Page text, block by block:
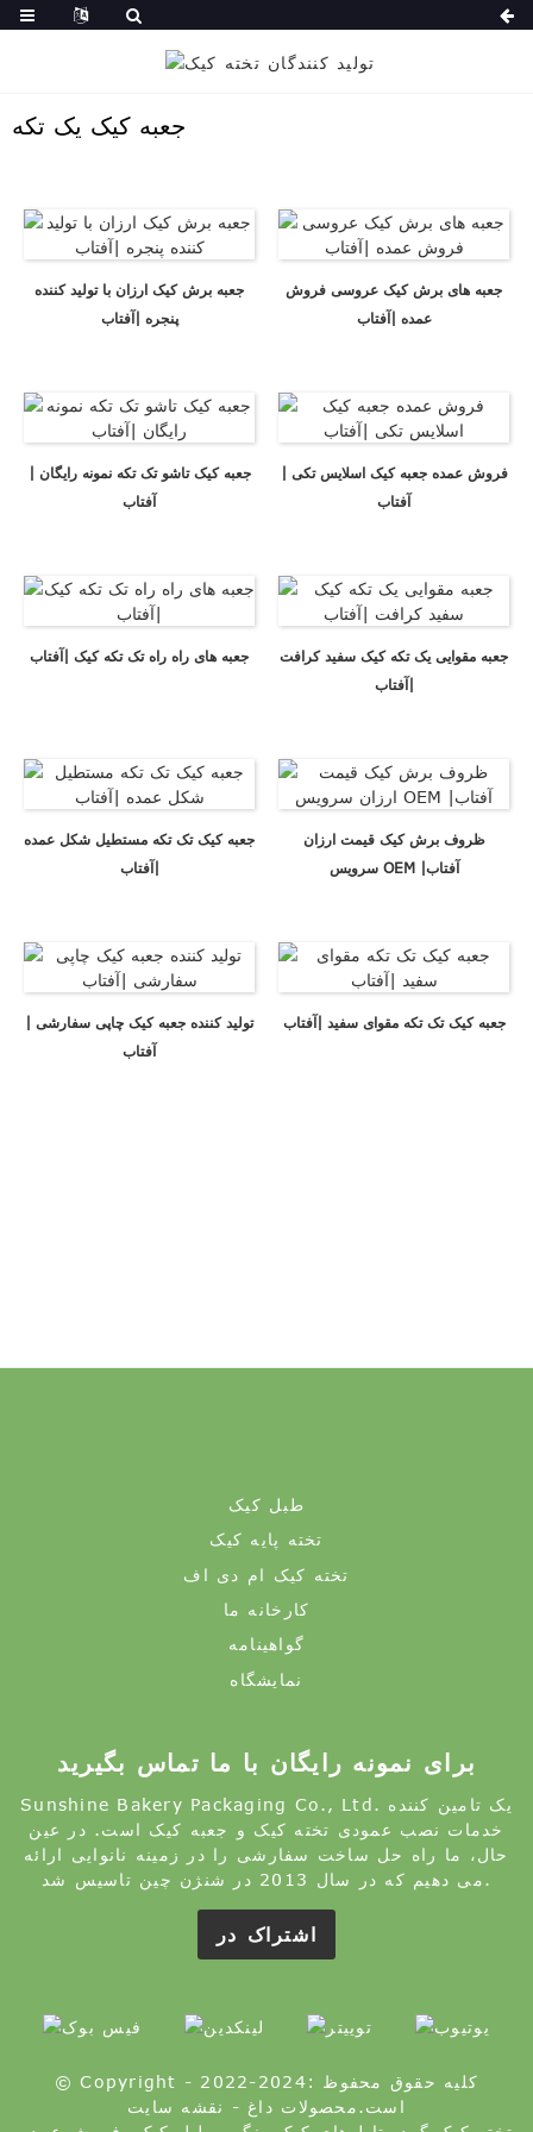
جعبه کیک یک تکه
جعبه برش کیک ارزان با تولید کننده
پنجره |آفتاب
جعبه های برش کیک عروسی فروش
عمده |آفتاب
جعبه کیک تاشو تک تکه نمونه رایگان |
آفتاب
فروش عمده جعبه کیک اسلایس تکی |
آفتاب
جعبه های راه راه تک تکه کیک |آفتاب
جعبه مقوایی یک تکه کیک سفید کرافت
|آفتاب
جعبه کیک تک تکه مستطیل شکل عمده
|آفتاب
ظروف برش کیک قیمت ارزان
سرویس OEM |آفتاب
تولید کننده جعبه کیک چاپی سفارشی |
آفتاب
جعبه کیک تک تکه مقوای سفید |آفتاب
طبل کیک
تخته پایه کیک
تخته کیک ام دی اف
کارخانه ما
گواهینامه
نمایشگاه
برای نمونه رایگان با ما تماس بگیرید
Sunshine Bakery Packaging Co., Ltd. یک تامین کننده
خدمات نصب عمودی تخته کیک و جعبه کیک است. در عین
حال، ما راه حل ساخت سفارشی را در زمینه نانوایی ارائه
می دهیم که در سال 2013 در شنژن چین تاسیس شد.
اشتراک در
© Copyright - 2022-2024: کلیه حقوق محفوظ
است.محصولات داغ - نقشه سایت